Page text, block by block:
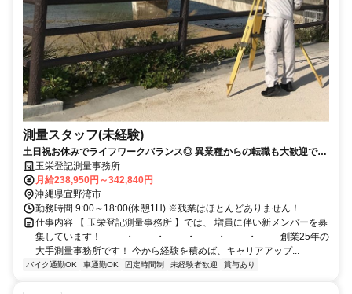
測量スタッフ(未経験)
土日祝お休みでライフワークバランス◎ 異業種からの転職も大歓迎です
♪
玉栄登記測量事務所
月給238,950円～342,840円
沖縄県宜野湾市
勤務時間 9:00～18:00(休憩1H) ※残業はほとんどありません！
仕事内容 【 玉栄登記測量事務所 】では、 増員に伴い新メンバーを募
集しています！ ───・───・───・───・───・─── 創業25年の
大手測量事務所です！ 今から経験を積めば、キャリアアップ...
バイク通勤OK 車通勤OK 固定時間制 未経験者歓迎 賞与あり